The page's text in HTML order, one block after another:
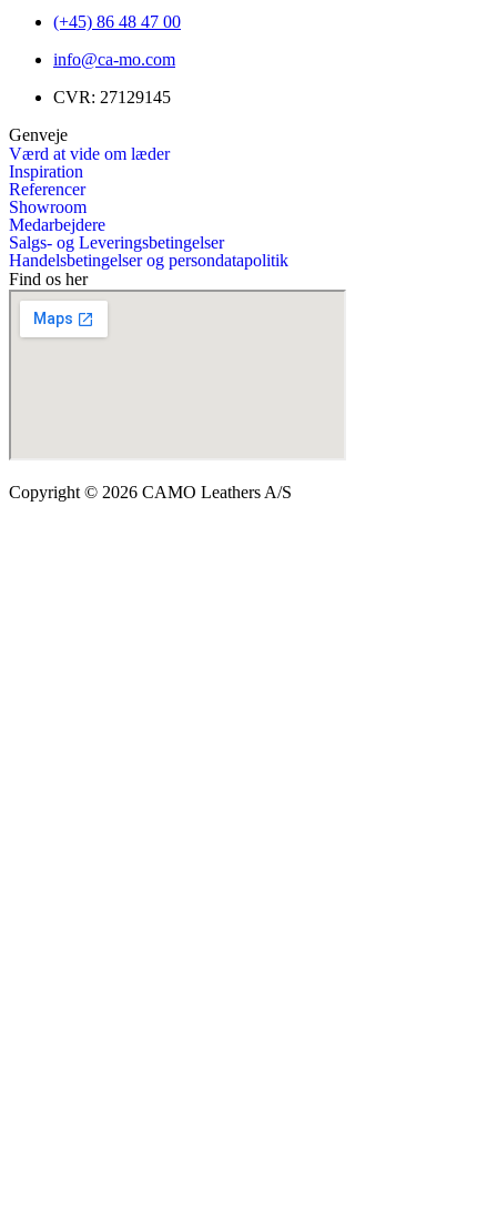
(+45) 86 48 47 00
info@ca-mo.com
CVR: 27129145
Genveje
Værd at vide om læder
Inspiration
Referencer
Showroom
Medarbejdere
Salgs- og Leveringsbetingelser
Handelsbetingelser og persondatapolitik
Find os her
Copyright © 2026 CAMO Leathers A/S